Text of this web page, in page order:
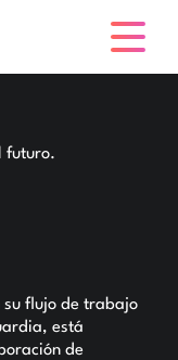
futuro.
flujo de trabajo
está
de